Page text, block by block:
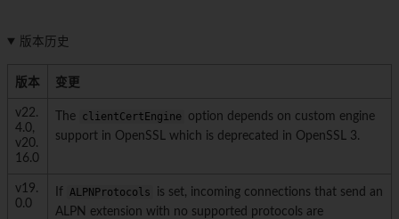
版本历史
版本 变更
v22.
4.0,
v20.
16.0
The clientCertEngine option depends on custom engine
support in OpenSSL which is deprecated in OpenSSL 3.
v19.
0.0
If ALPNProtocols
is set, incoming connections that send an
ALPN extension with no supported protocols are